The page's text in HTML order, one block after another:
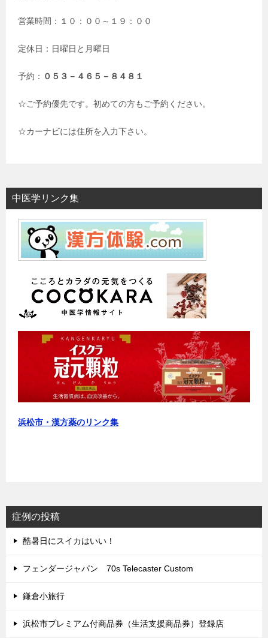
営業時間：１０：００～１９：００
定休日：日曜日と月曜日
予約： ０５３－４６５－８４８１
☆ご予約優先です。初めての方もご予約ください。
☆カーナビには住所を入力下さい。
中医学リンク集
浜松市・漢方薬のリンク集
症例の投稿
酷暑日にスイカはいい！
フェンダージャパン 70s Telecaster Custom
鎌倉小旅行
浜松市プレミアム付商品券（生活支援商品券）登録店